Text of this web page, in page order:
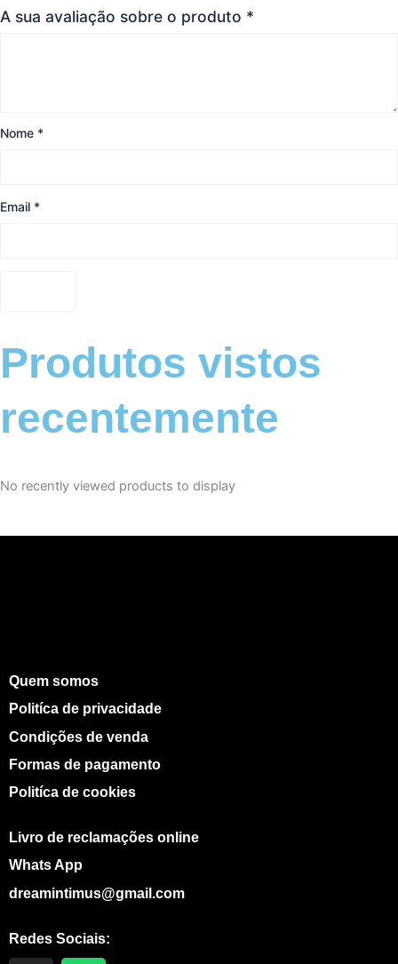
A sua avaliação sobre o produto *
Nome *
Email *
Produtos vistos
recentemente
No recently viewed products to display
Quem somos
Politíca de privacidade
Condições de venda
Formas de pagamento
Politíca de cookies
Livro de reclamações online
Whats App
dreamintimus@gmail.com
Redes Sociais: